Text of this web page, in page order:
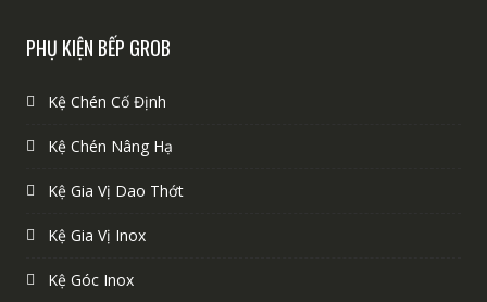
PHỤ KIỆN BẾP GROB
Kệ Chén Cố Định
Kệ Chén Nâng Hạ
Kệ Gia Vị Dao Thớt
Kệ Gia Vị Inox
Kệ Góc Inox